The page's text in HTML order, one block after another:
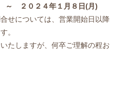
～ ２０２４年１月８日(月)
せについては、営業開始日以降
。
たしますが、何卒ご理解の程お